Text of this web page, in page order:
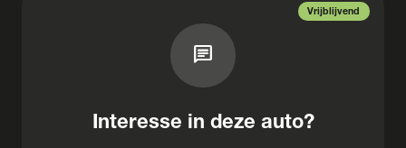
Vrijblijvend
chat
Interesse in deze auto?